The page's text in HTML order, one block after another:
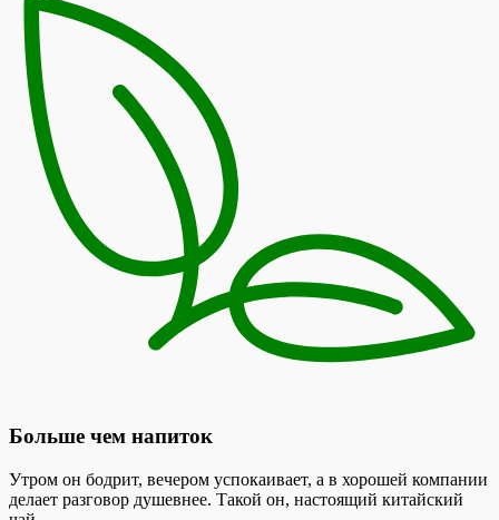
Больше чем напиток
Утром он бодрит, вечером успокаивает, а в хорошей компании
делает разговор душевнее. Такой он, настоящий китайский